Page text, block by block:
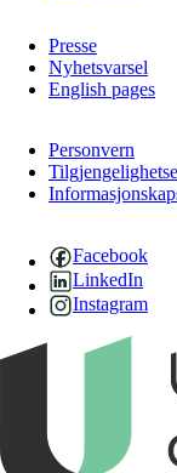
Presse
Nyhetsvarsel
English pages
Personvern
Facebook
LinkedIn
Instagram